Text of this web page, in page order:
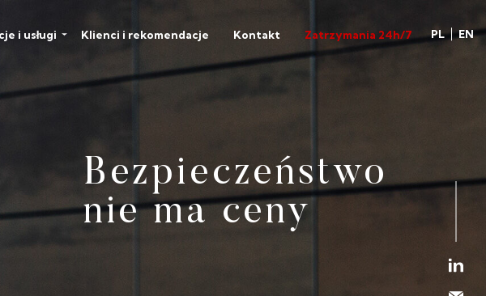
i usługi Klienci i rekomendacje Kontakt Zatrzymania 24h/7 PL EN
Bezpieczeństwo
nie ma ceny
Pasja przekracza
profesjonalizm